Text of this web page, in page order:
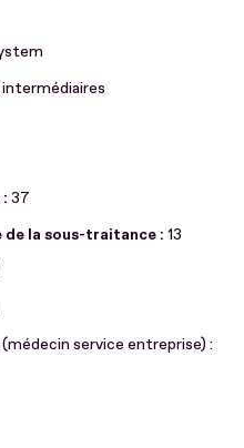
37
la sous-traitance : 13
service entreprise) :